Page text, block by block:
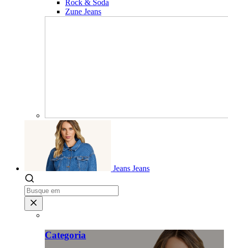
Rock & Soda
Zune Jeans
Jeans Jeans
Categoria